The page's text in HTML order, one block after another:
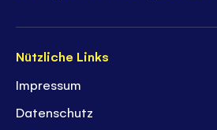
Nützliche Links
Impressum
Datenschutz